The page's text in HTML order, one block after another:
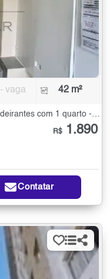
- vaga 42 m²
Apartamento para Alugar na Vila Bandeirantes com 1 quarto - 42 m²
R$ 1.890
Contatar